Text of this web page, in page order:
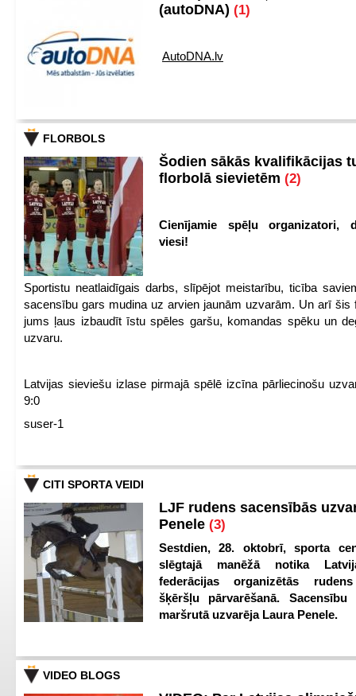
(autoDNA) (1)
AutoDNA.lv
FLORBOLS
Šodien sākās kvalifikācijas
florbolā sievietēm (2)
Cienījamie spēļu organizatori,
viesi!
Sportistu neatlaidīgais darbs, slīpējot meistarību, ticība
sacensību gars mudina uz arvien jaunām uzvarām. Un arī šis
jums ļaus izbaudīt īstu spēles garšu, komandas spēku un
uzvaru.
Latvijas sieviešu izlase pirmajā spēlē izcīna pārliecinošu
9:0
suser-1
CITI SPORTA VEIDI
LJF rudens sacensībās
Penele (3)
Sestdien, 28. oktobrī, sporta
slēgtajā manēžā notika
federācijas organizētās
šķēršļu pārvarēšanā. Sacensību
maršrutā uzvarēja Laura Penele.
VIDEO BLOGS